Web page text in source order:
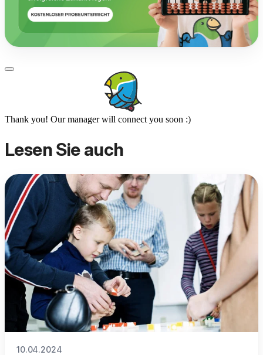
Thank you! Our manager will connect you soon :)
Lesen Sie auch
10.04.2024